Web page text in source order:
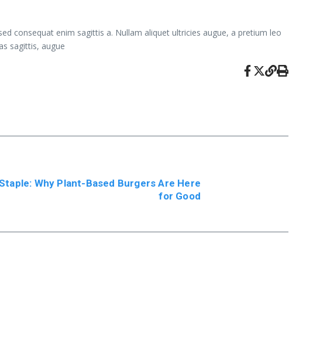
consequat enim sagittis a. Nullam aliquet ultricies augue, a pretium leo
sagittis, augue
Why Plant-Based Burgers Are Here
for Good